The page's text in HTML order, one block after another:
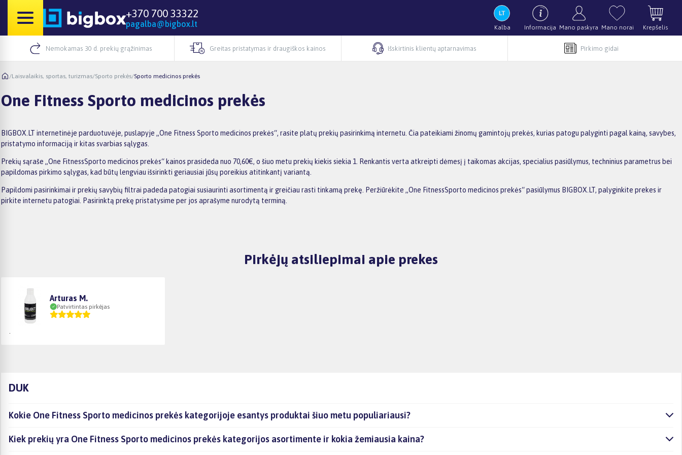
+370 700 33322
pagalba@bigbox.lt Kalba Informacija Mano paskyra Mano norai Krepšelis
Nemokamas 30 d. prekių grąžinimas Greitas pristatymas ir draugiškos kainos Išskirtinis klientų aptarnavimas Pirkimo gidai
/Laisvalaikis, sportas, turizmas/Sporto prekės/Sporto medicinos prekės
One Fitness Sporto medicinos prekės
BIGBOX.LT internetinėje parduotuvėje, puslapyje „One Fitness Sporto medicinos prekės“, rasite platų prekių pasirinkimą internetu. Čia pateikiami žinomų gamintojų prekės, kurias patogu palyginti pagal kainą, savybes,
pristatymo informaciją ir kitas svarbias sąlygas.
Prekių sąraše „One FitnessSporto medicinos prekės“ kainos prasideda nuo 70,60€, o šiuo metu prekių kiekis siekia 1. Renkantis verta atkreipti dėmesį į taikomas akcijas, specialius pasiūlymus, techninius parametrus bei
papildomas pirkimo sąlygas, kad būtų lengviau išsirinkti geriausiai jūsų poreikius atitinkantį variantą.
Papildomi pasirinkimai ir prekių savybių filtrai padeda patogiai susiaurinti asortimentą ir greičiau rasti tinkamą prekę. Peržiūrėkite „One FitnessSporto medicinos prekės“ pasiūlymus BIGBOX.LT, palyginkite prekes ir
pirkite internetu patogiai. Pasirinktą prekę pristatysime per jos aprašyme nurodytą terminą.
Pirkėjų atsiliepimai apie prekes
Arturas M.
Patvirtintas pirkėjas
DUK
Kokie One Fitness Sporto medicinos prekės kategorijoje esantys produktai šiuo metu populiariausi?
Kiek prekių yra One Fitness Sporto medicinos prekės kategorijos asortimente ir kokia žemiausia kaina?